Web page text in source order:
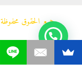
جميع الحقوق محفوظة